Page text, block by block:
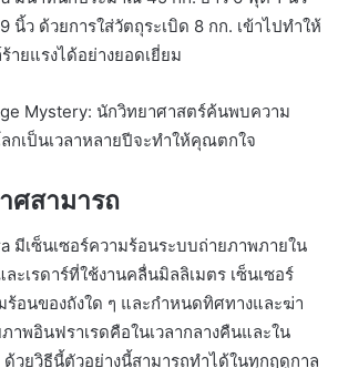
นิ้ว ด้วยการใส่วัตถุระเบิด 8 กก. เข้าไปทำให้
ายแรงได้อย่างยอดเยี่ยม
Mystery: นักวิทยาศาสตร์ค้นพบความ
กเป็นเวลาหลายปีจะทำให้คุณตกใจ
ศสามารถ
มีเซ็นเซอร์ความร้อนระบบถ่ายภาพภายใน
ะเรดาร์ที่ใช้งานคลื่นมิลลิเมตร เซ็นเซอร์
ร้อนของถังใด ๆ และกำหนดทิศทางและฆ่า
าพอินฟราเรดคือในเวลากลางคืนและใน
ด้วยวิธีนี้ตัวอย่างนี้สามารถทำได้ในทุกฤดูกาล